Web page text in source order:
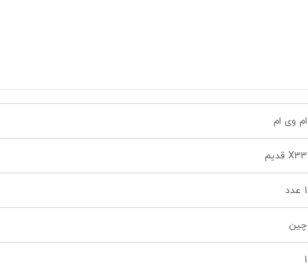
ام وی ام
X33 قدیم
1 عدد
چین
1